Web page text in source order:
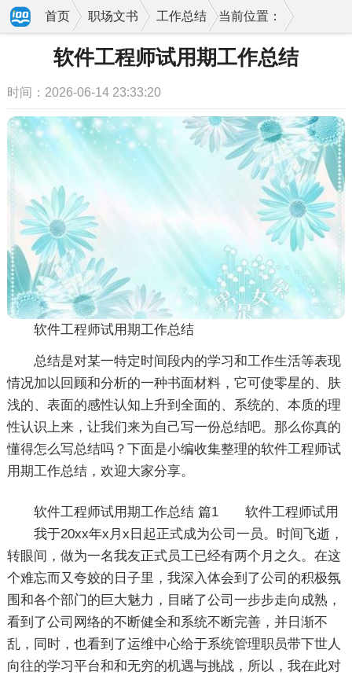
当前位置：
首页 职场文书 工作总结
软件工程师试用期工作总结
时间：2026-06-14 23:33:20
软件工程师试用期工作总结
总结是对某一特定时间段内的学习和工作生活等表现
情况加以回顾和分析的一种书面材料，它可使零星的、肤
浅的、表面的感性认知上升到全面的、系统的、本质的理
性认识上来，让我们来为自己写一份总结吧。那么你真的
懂得怎么写总结吗？下面是小编收集整理的软件工程师试
用期工作总结，欢迎大家分享。
软件工程师试用期工作总结 篇1
我于20xx年x月x日起正式成为公司一员。时间飞逝，
转眼间，做为一名我友正式员工已经有两个月之久。在这
个难忘而又夸姣的日子里，我深入体会到了公司的积极氛
围和各个部门的巨大魅力，目睹了公司一步步走向成熟，
看到了公司网络的不断健全和系统不断完善，并日渐不
乱，同时，也看到了运维中心给于系统管理职员带下世人
向往的学习平台和和无穷的机遇与挑战，所以，我在此对
软件工程师试用